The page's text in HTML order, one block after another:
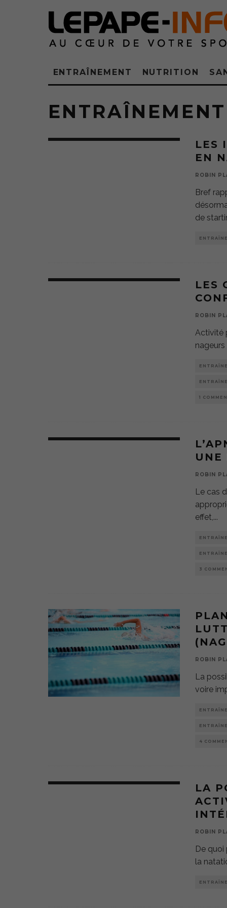
ENTRAÎNEMENT NUTRITION
LES
EN
ROBIN
Bref
de
LES
ROBIN
Activité
1
UNE
ROBIN
Le cas
effet,...
3
ROBIN
La
voire
4
LA
ROBIN
De quoi
la